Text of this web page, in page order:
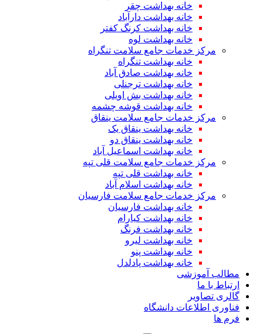
خانه بهداشت چقر
خانه بهداشت دارآباد
خانه بهداشت کرنگ کفتر
خانه بهداشت لوه
مرکز خدمات جامع سلامت تنگراه
خانه بهداشت تنگراه
خانه بهداشت صادق آباد
خانه بهداشت ترجنلی
خانه بهداشت بش اویلی
خانه بهداشت قوشه چشمه
مرکز خدمات جامع سلامت ینقاق
خانه بهداشت ینقاق یک
خانه بهداشت ینقاق دو
خانه بهداشت اسماعیل آباد
مرکز خدمات جامع سلامت قلی تپه
خانه بهداشت قلی تپه
خانه بهداشت اسلام آباد
مرکز خدمات جامع سلامت فارسیان
خانه بهداشت فارسیان
خانه بهداشت کیارام
خانه بهداشت فرنگ
خانه بهداشت لیرو
خانه بهداشت پنو
خانه بهداشت پادلدل
مطالب آموزشی
ارتباط با ما
گالری تصاویر
فناوری اطلاعات دانشگاه
فرم ها